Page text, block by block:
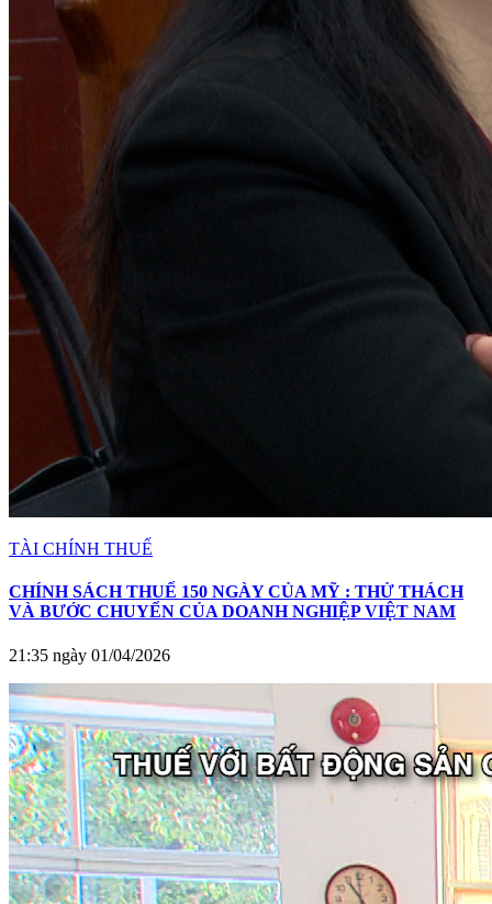
TÀI CHÍNH THUẾ
CHÍNH SÁCH THUẾ 150 NGÀY CỦA MỸ : THỬ THÁCH
VÀ BƯỚC CHUYỂN CỦA DOANH NGHIỆP VIỆT NAM
21:35 ngày 01/04/2026